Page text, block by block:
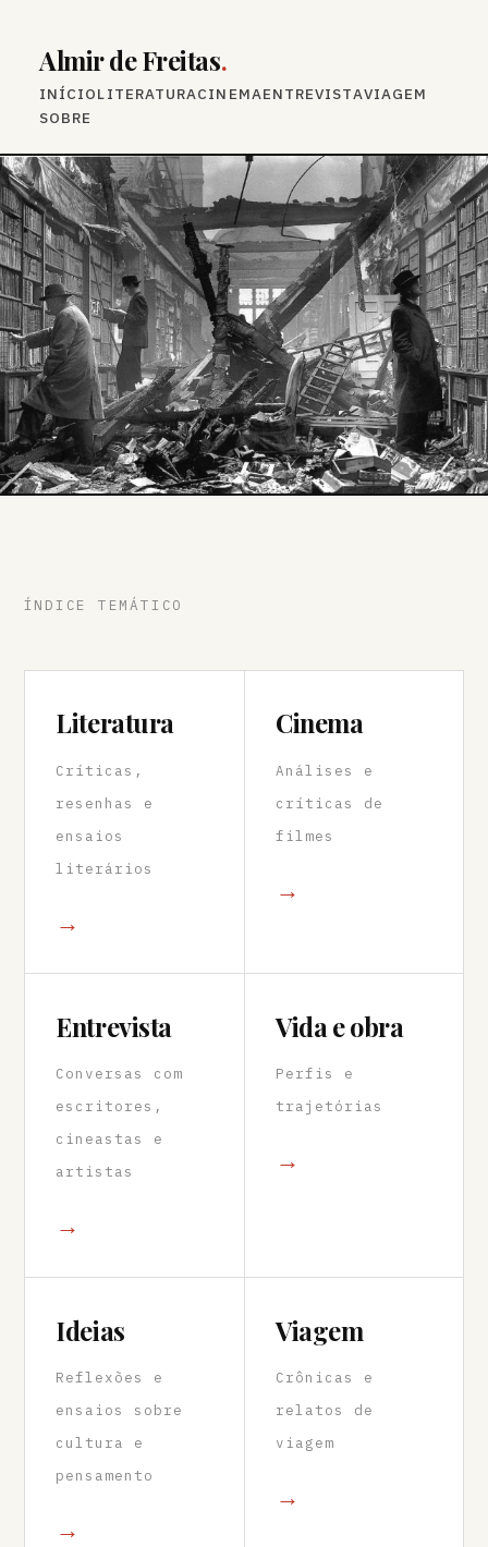
Almir de Freitas.
INÍCIOLITERATURACINEMAENTREVISTAVIAGEM
SOBRE
ÍNDICE TEMÁTICO
Literatura
Críticas,
resenhas e
ensaios
literários
→
Cinema
Análises e
críticas de
filmes
→
Entrevista
Conversas com
escritores,
cineastas e
artistas
→
Vida e obra
Perfis e
trajetórias
→
Ideias
Reflexões e
ensaios sobre
cultura e
pensamento
→
Viagem
Crônicas e
relatos de
viagem
→